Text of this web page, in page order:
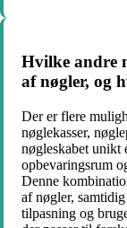
Hvilke andre
af nøgler, og
Der er flere
nøglekasser,
nøgleskabet unikt
opbevaringsrum
Denne
af nøgler,
tilpasning og